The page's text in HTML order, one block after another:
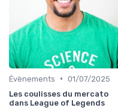
Évènements • 01/07/2025
Les coulisses du mercato
dans League of Legends